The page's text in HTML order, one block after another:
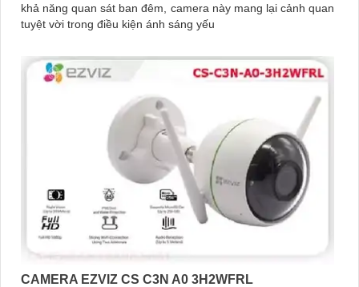
khả năng quan sát ban đêm, camera này mang lại cảnh quan
tuyệt vời trong điều kiện ánh sáng yếu
CAMERA EZVIZ CS C3N A0 3H2WFRL